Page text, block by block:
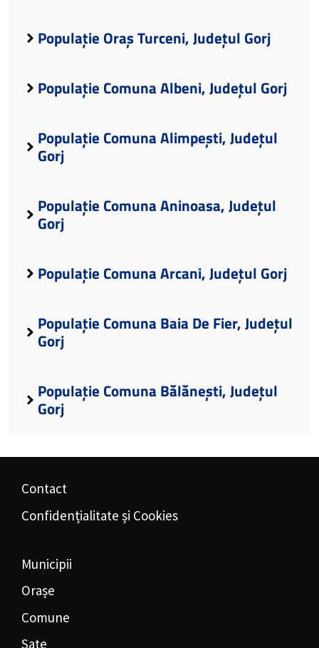
Populație Oraș Turceni, Județul Gorj
Populație Comuna Albeni, Județul Gorj
Populație Comuna Alimpești, Județul
Gorj
Populație Comuna Aninoasa, Județul
Gorj
Populație Comuna Arcani, Județul Gorj
Populație Comuna Baia De Fier, Județul
Gorj
Populație Comuna Bălănești, Județul
Gorj
Contact
Confidențialitate și Cookies
Municipii
Orașe
Comune
Sate